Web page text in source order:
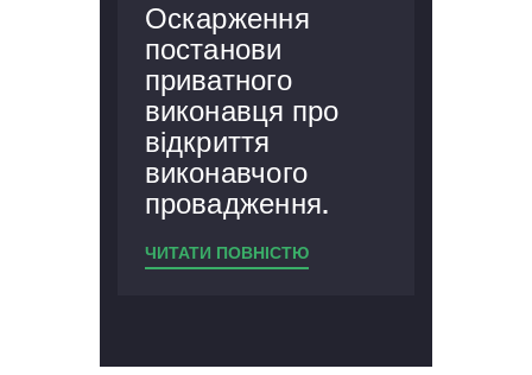
Оскарження
постанови
приватного
виконавця про
відкриття
виконавчого
провадження.
ЧИТАТИ ПОВНІСТЮ